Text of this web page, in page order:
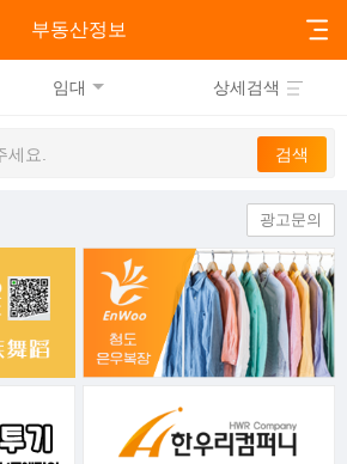
부동산정보
임대 상세검색
광고문의